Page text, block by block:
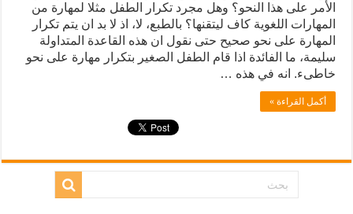
الأمر على هذا النحو؟ وهل مجرد تكرار الطفل مثلا لمهارة من
المهارات اللغوية كاف ليتقنها؟ بالطبع، لا، اذ لا بد ان يتم تكرار
المهارة على نحو صحيح حتى نقول ان هذه القاعدة المتداولة
سليمة، ما الفائدة اذا قام الطفل الصغير بتكرار مهارة على نحو
خاطىء. انه في هذه …
أكمل القراءة »